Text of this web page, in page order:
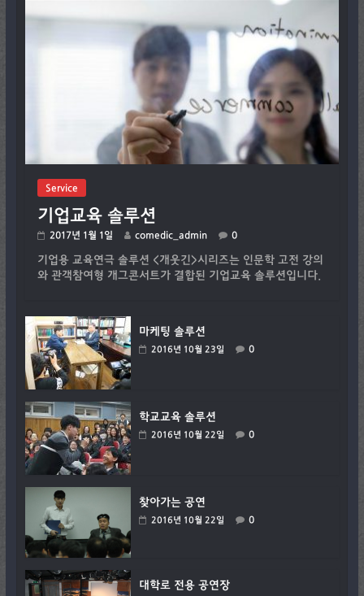
Service
기업교육 솔루션
2017년 1월 1일 comedic_admin 0
기업용 교육연극 솔루션 <개웃긴>시리즈는 인문학 고전 강의
와 관객참여형 개그콘서트가 결합된 기업교육 솔루션입니다.
마케팅 솔루션
2016년 10월 23일 0
학교교육 솔루션
2016년 10월 22일 0
찾아가는 공연
2016년 10월 22일 0
대학로 전용 공연장